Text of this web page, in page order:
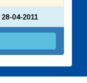
28-04-2011